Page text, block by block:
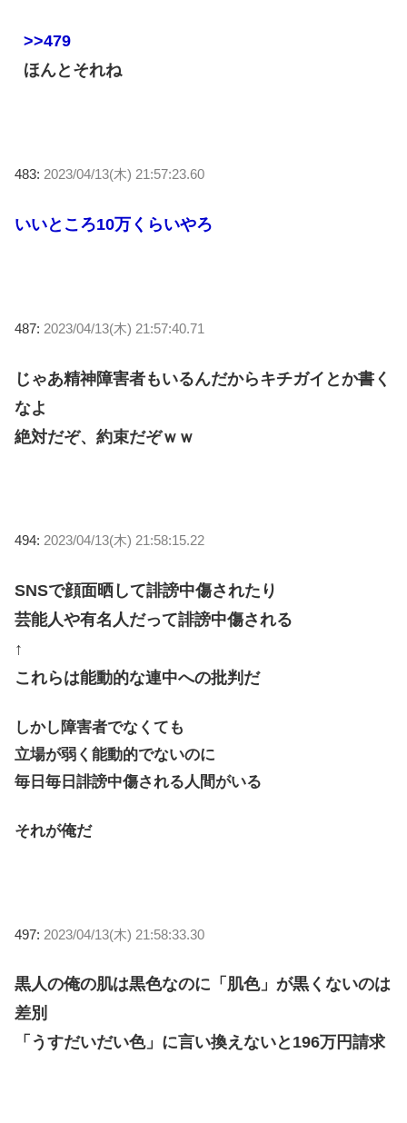
>>479
ほんとそれね
483: 2023/04/13(木) 21:57:23.60
いいところ10万くらいやろ
487: 2023/04/13(木) 21:57:40.71
じゃあ精神障害者もいるんだからキチガイとか書く
なよ
絶対だぞ、約束だぞｗｗ
494: 2023/04/13(木) 21:58:15.22
SNSで顔面晒して誹謗中傷されたり
芸能人や有名人だって誹謗中傷される
↑
これらは能動的な連中への批判だ
しかし障害者でなくても
立場が弱く能動的でないのに
毎日毎日誹謗中傷される人間がいる
それが俺だ
497: 2023/04/13(木) 21:58:33.30
黒人の俺の肌は黒色なのに「肌色」が黒くないのは
差別
「うすだいだい色」に言い換えないと196万円請求